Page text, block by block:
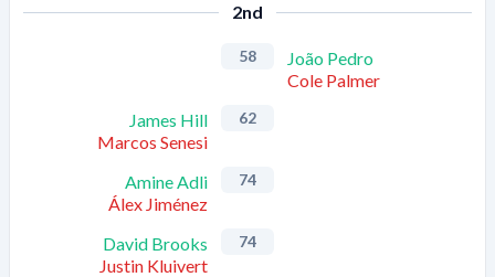
2nd
58
João Pedro
Cole Palmer
James Hill
Marcos Senesi
62
Amine Adli
Álex Jiménez
74
David Brooks
Justin Kluivert
74